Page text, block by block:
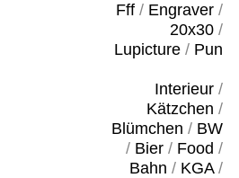
Fff/ Engraver/
20x30/
Lupicture/ Pun
Interieur/
Kätzchen /
Blümchen / BW
/ Bier/ Food /
Bahn / KGA/